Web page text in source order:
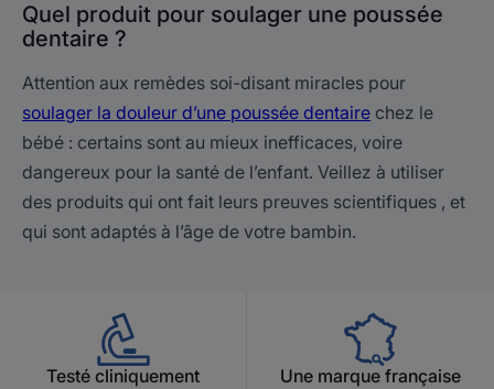
Quel produit pour soulager une poussée
dentaire ?
Attention aux remèdes soi-disant miracles pour
soulager la douleur d’une poussée dentaire chez le
bébé : certains sont au mieux inefficaces, voire
dangereux pour la santé de l’enfant. Veillez à utiliser
des produits qui ont fait leurs preuves scientifiques , et
qui sont adaptés à l’âge de votre bambin.
Testé cliniquement Une marque française